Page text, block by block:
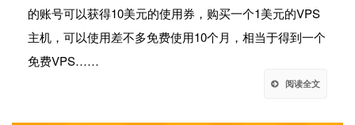
的账号可以获得10美元的使用券，购买一个1美元的VPS
主机，可以使用差不多免费使用10个月，相当于得到一个
免费VPS……
阅读全文